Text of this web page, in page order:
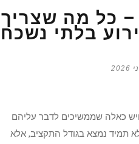
– כל מה שצריך
בלתי נשכח
כאלה שממשיכים לדבר עליהם
תמיד נמצא בגודל התקציב, אלא